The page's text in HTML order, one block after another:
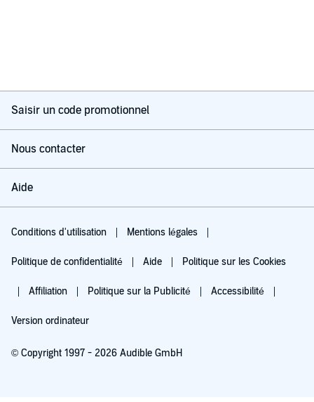
Saisir un code promotionnel
Nous contacter
Aide
Conditions d'utilisation Mentions légales
Politique de confidentialité Aide Politique sur les Cookies
Affiliation Politique sur la Publicité Accessibilité
Version ordinateur
© Copyright 1997 - 2026 Audible GmbH